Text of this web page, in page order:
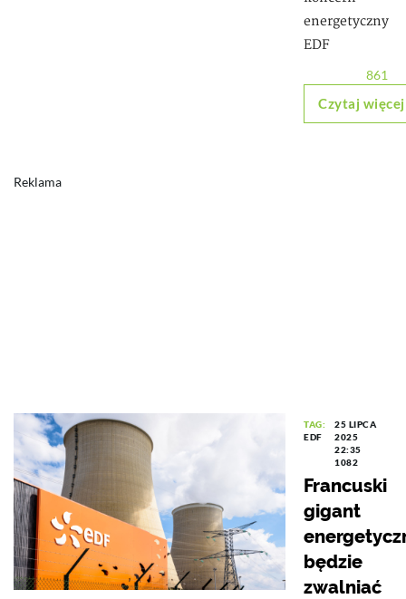
energetyczny
EDF
861
Czytaj więcej
Reklama
TAG:
EDF
25 LIPCA
2025
22:35
1082
Francuski
gigant
będzie
zwalniać